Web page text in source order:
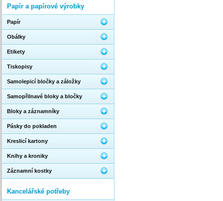
Papír a papírové výrobky
Papír
Obálky
Etikety
Tiskopisy
Samolepicí bločky a záložky
Samopřilnavé bloky a bločky
Bloky a záznamníky
Pásky do pokladen
Kreslicí kartony
Knihy a kroniky
Záznamní kostky
Kancelářské potřeby